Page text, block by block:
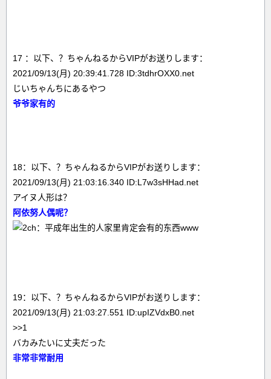
17 ：以下、？ちゃんねるからVIPがお送りします：
2021/09/13(月) 20:39:41.728 ID:3tdhrOXX0.net
じいちゃんちにあるやつ
爷爷家有的
18：以下、？ちゃんねるからVIPがお送りします：
2021/09/13(月) 21:03:16.340 ID:L7w3sHHad.net
アイヌ人形は？
阿依努人偶呢？
19：以下、？ちゃんねるからVIPがお送りします：
2021/09/13(月) 21:03:27.551 ID:upIZVdxB0.net
>>1
バカみたいに丈夫だった
非常非常耐用